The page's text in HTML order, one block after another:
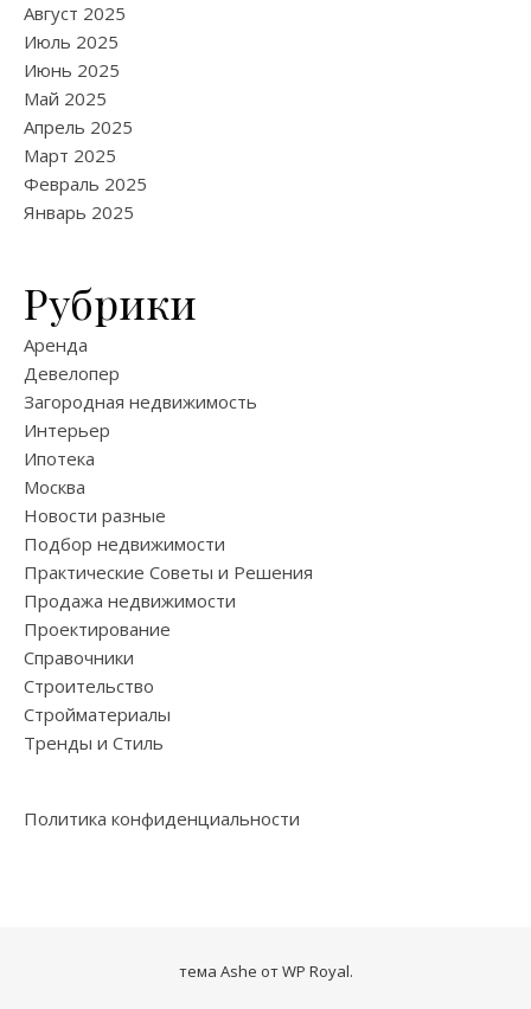
Август 2025
Июль 2025
Июнь 2025
Май 2025
Апрель 2025
Март 2025
Февраль 2025
Январь 2025
Рубрики
Аренда
Девелопер
Загородная недвижимость
Интерьер
Ипотека
Москва
Новости разные
Подбор недвижимости
Практические Советы и Решения
Продажа недвижимости
Проектирование
Справочники
Строительство
Стройматериалы
Тренды и Стиль
Политика конфиденциальности
тема Ashe отWP Royal.